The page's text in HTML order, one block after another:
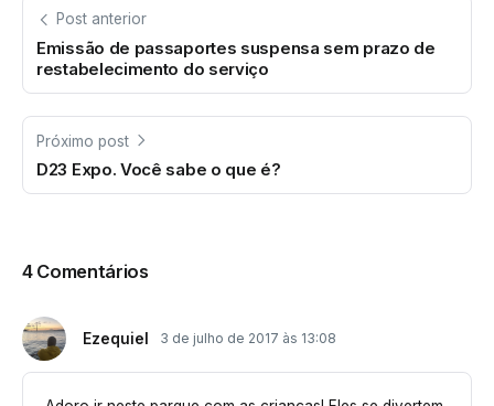
Post anterior
Emissão de passaportes suspensa sem prazo de
restabelecimento do serviço
Próximo post
D23 Expo. Você sabe o que é?
4 Comentários
Ezequiel 3 de julho de 2017 às 13:08